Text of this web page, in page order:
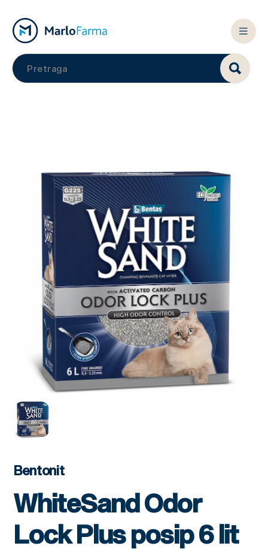
Bentonit
WhiteSand Odor
Lock Plus posip 6 lit